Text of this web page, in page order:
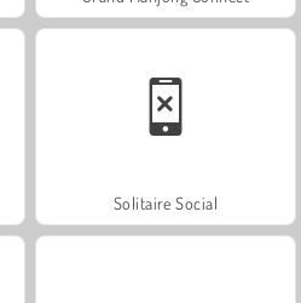
Solitaire Social